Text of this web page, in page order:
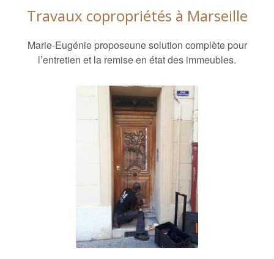
Travaux copropriétés à Marseille
Marie-Eugénie proposeune solution complète pour
l’entretien et la remise en état des immeubles.